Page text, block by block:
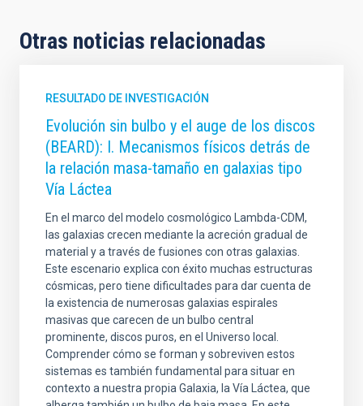
Otras noticias relacionadas
RESULTADO DE INVESTIGACIÓN
Evolución sin bulbo y el auge de los discos
(BEARD): I. Mecanismos físicos detrás de
la relación masa-tamaño en galaxias tipo
Vía Láctea
En el marco del modelo cosmológico Lambda-CDM,
las galaxias crecen mediante la acreción gradual de
material y a través de fusiones con otras galaxias.
Este escenario explica con éxito muchas estructuras
cósmicas, pero tiene dificultades para dar cuenta de
la existencia de numerosas galaxias espirales
masivas que carecen de un bulbo central
prominente, discos puros, en el Universo local.
Comprender cómo se forman y sobreviven estos
sistemas es también fundamental para situar en
contexto a nuestra propia Galaxia, la Vía Láctea, que